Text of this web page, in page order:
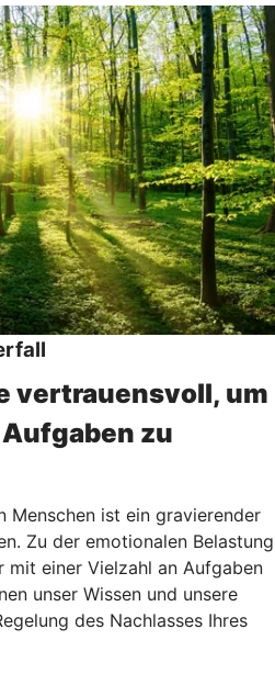
vertrauensvoll, um
zu
Menschen ist ein gravierender
Zu der emotionalen Belastung
mit einer Vielzahl an Aufgaben
unser Wissen und unsere
des Nachlasses Ihres